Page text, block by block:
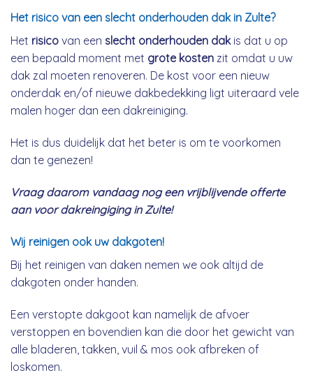
Het risico van een slecht onderhouden dak in Zulte?
Het risico van een slecht onderhouden dakis dat u op
een bepaald moment met grote kosten zit omdat u uw
dak zal moeten renoveren. De kost voor een nieuw
onderdak en/of nieuwe dakbedekking ligt uiteraard vele
malen hoger dan een dakreiniging.
Het is dus duidelijk dat het beter is om te voorkomen
dan te genezen!
Vraag daarom vandaag nog een vrijblijvende offerte
aan voor dakreingiging in Zulte!
Wij reinigen ook uw dakgoten!
Bij het reinigen van daken nemen we ook altijd de
dakgoten onder handen.
Een verstopte dakgoot kan namelijk de afvoer
verstoppen en bovendien kan die door het gewicht van
alle bladeren, takken, vuil & mos ook afbreken of
loskomen.